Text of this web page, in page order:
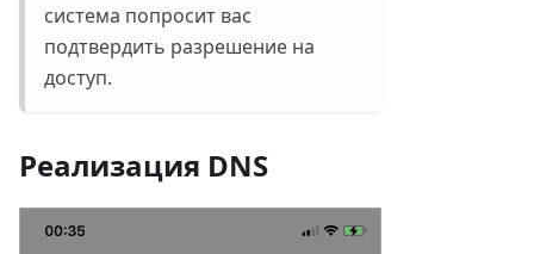
система попросит вас
подтвердить разрешение на
доступ.
Реализация DNS